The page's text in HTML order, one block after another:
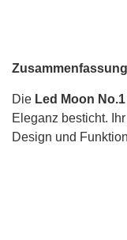
Die Led Moon
Eleganz besticht.
Design und